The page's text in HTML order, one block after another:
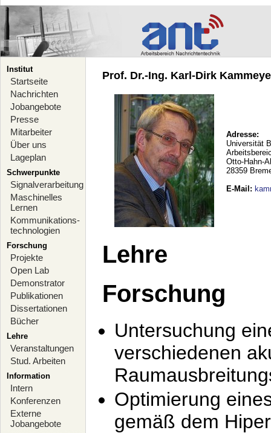
Institut
Startseite
Nachrichten
Jobangebote
Presse
Mitarbeiter
Über uns
Lageplan
Schwerpunkte
Signalverarbeitung
Maschinelles
Lernen
Kommunikations-
technologien
Forschung
Projekte
Open Lab
Demonstrator
Publikationen
Dissertationen
Bücher
Lehre
Veranstaltungen
Stud. Arbeiten
Information
Intern
Konferenzen
Externe
Jobangebote
Prof. Dr.-Ing. Karl-Dirk
Adresse:
Universität
Otto-Hahn-
28359
E-Mail :
Lehre
Forschung
Untersuchung
verschiedenen
Optimierung
gemäß dem